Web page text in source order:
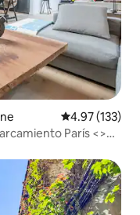
Calificación
4.97 (133)
París <>